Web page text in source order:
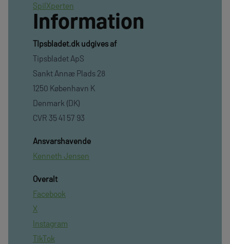
SpilXperten
Information
TIpsbladet.dk udgives af
Tipsbladet ApS
Sankt Annæ Plads 28
1250 København K
Denmark (DK)
CVR 35 41 57 93
Ansvarshavende
Kenneth Jensen
Overalt
Facebook
X
Instagram
TikTok